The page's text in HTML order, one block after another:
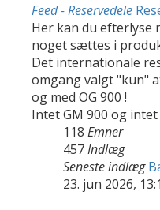
Feed - Reservedele
Her kan du efterlyse
noget sættes i
Det internationale
omgang valgt "kun"
og med OG 900 !
Intet GM 900 og
118 Emner
457Indlæg
Seneste indlæg
23. jun 2026,